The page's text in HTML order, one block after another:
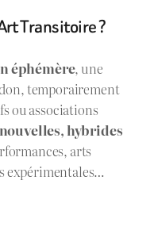
Transitoire ?
éphémère, une
temporairement
ou associations
hybrides
arts
expérimentales…